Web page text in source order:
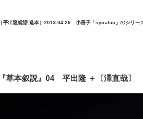
［平出隆総譜-造本］2013-04-29 小冊子「spira/cc」のシリ
『草本叙説』04 平出隆 ＋〔澤直哉〕